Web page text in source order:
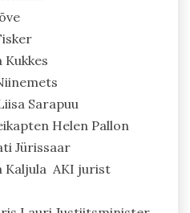
Sarapuu
Helen Pallon
Jürissaar
Kaljula AKI jurist